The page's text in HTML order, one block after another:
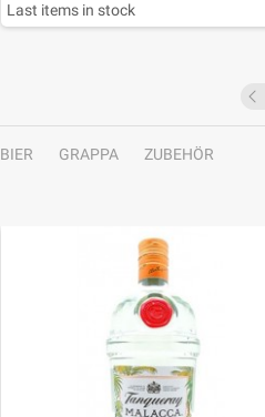
Last items in stock
BIER GRAPPA
ZUBEHÖR